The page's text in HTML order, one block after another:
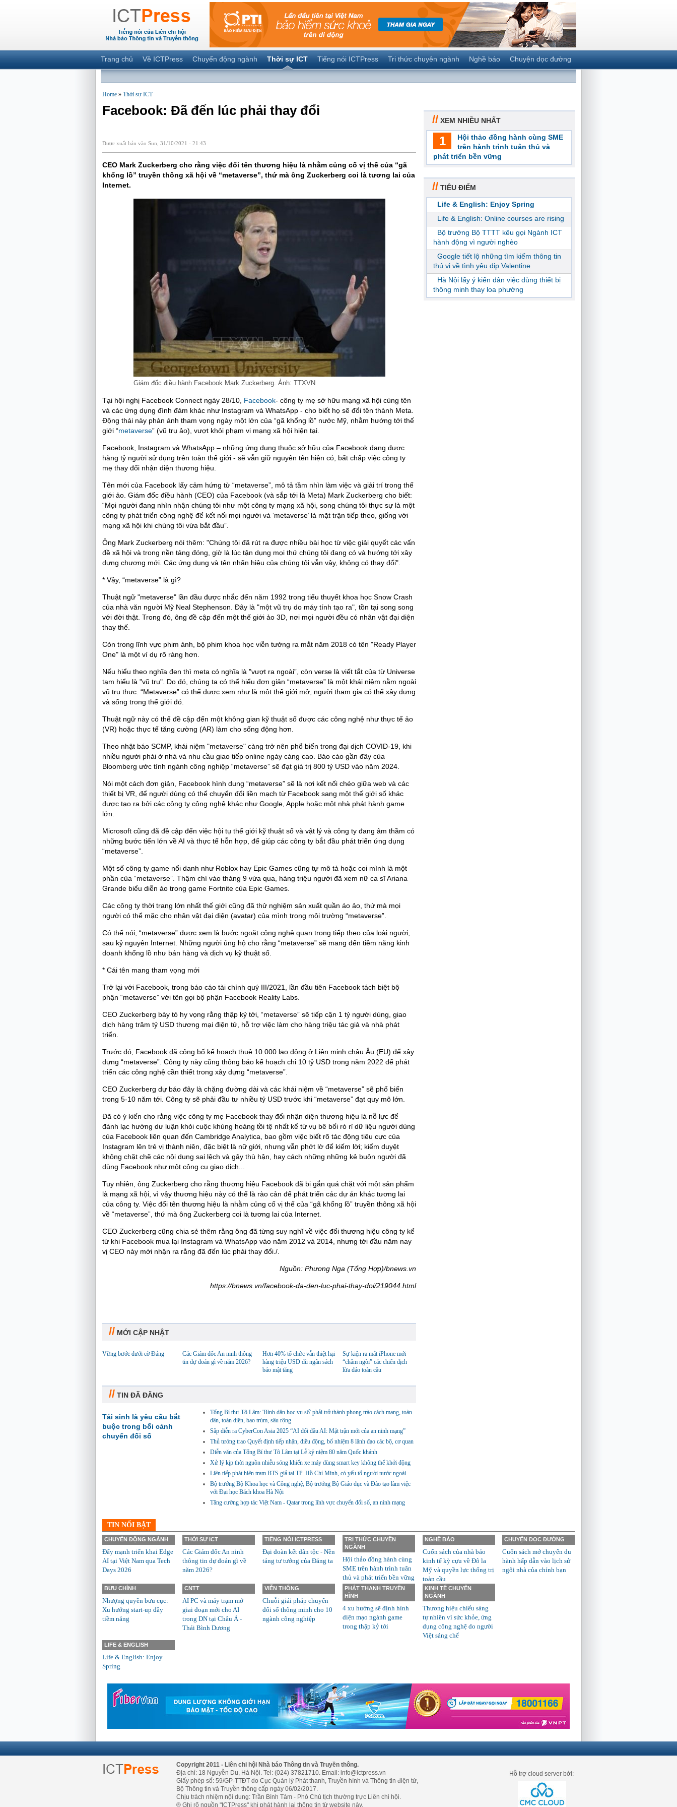
Trang chủ Về ICTPress Chuyển động ngành Thời sự ICT Tiếng nói ICTPress Tri thức chuyên ngành Nghề báo Chuyện dọc đường
Home » Thời sự ICT
Facebook: Đã đến lúc phải thay đổi
Được xuất bản vào Sun, 31/10/2021 - 21:43
CEO Mark Zuckerberg cho rằng việc đổi tên thương hiệu là nhằm củng cố vị thế của “gã
khổng lồ” truyền thông xã hội về “metaverse”, thứ mà ông Zuckerberg coi là tương lai của
Internet.
Giám đốc điều hành Facebook Mark Zuckerberg. Ảnh: TTXVN
Tại hội nghị Facebook Connect ngày 28/10, Facebook- công ty mẹ sở hữu mạng xã hội cùng tên
và các ứng dụng đình đám khác như Instagram và WhatsApp - cho biết họ sẽ đổi tên thành Meta.
Động thái này phản ánh tham vọng ngày một lớn của “gã khổng lồ” nước Mỹ, nhằm hướng tới thế
giới “metaverse” (vũ trụ ảo), vượt khỏi phạm vi mạng xã hội hiện tại.
Facebook, Instagram và WhatsApp – những ứng dụng thuộc sở hữu của Facebook đang được
hàng tỷ người sử dụng trên toàn thế giới - sẽ vẫn giữ nguyên tên hiện có, bất chấp việc công ty
mẹ thay đổi nhận diện thương hiệu.
Tên mới của Facebook lấy cảm hứng từ “metaverse”, mô tả tầm nhìn làm việc và giải trí trong thế
giới ảo. Giám đốc điều hành (CEO) của Facebook (và sắp tới là Meta) Mark Zuckerberg cho biết:
“Mọi người đang nhìn nhận chúng tôi như một công ty mạng xã hội, song chúng tôi thực sự là một
công ty phát triển công nghệ để kết nối mọi người và ‘metaverse’ là mặt trận tiếp theo, giống với
mạng xã hội khi chúng tôi vừa bắt đầu”.
Ông Mark Zuckerberg nói thêm: "Chúng tôi đã rút ra được nhiều bài học từ việc giải quyết các vấn
đề xã hội và trong nền tảng đóng, giờ là lúc tận dụng mọi thứ chúng tôi đang có và hướng tới xây
dựng chương mới. Các ứng dụng và tên nhãn hiệu của chúng tôi vẫn vậy, không có thay đổi".
* Vậy, “metaverse” là gì?
Thuật ngữ "metaverse" lần đầu được nhắc đến năm 1992 trong tiểu thuyết khoa học Snow Crash
của nhà văn người Mỹ Neal Stephenson. Đây là "một vũ trụ do máy tính tạo ra", tồn tại song song
với đời thật. Trong đó, ông đề cập đến một thế giới ảo 3D, nơi mọi người đều có nhân vật đại diện
thay thế.
Còn trong lĩnh vực phim ảnh, bộ phim khoa học viễn tưởng ra mắt năm 2018 có tên "Ready Player
One" là một ví dụ rõ ràng hơn.
Nếu hiểu theo nghĩa đen thì meta có nghĩa là "vượt ra ngoài”, còn verse là viết tắt của từ Universe
tạm hiểu là "vũ trụ". Do đó, chúng ta có thể hiểu đơn giản “metaverse” là một khái niệm nằm ngoài
vũ trụ thực. “Metaverse” có thể được xem như là một thế giới mở, người tham gia có thể xây dựng
và sống trong thế giới đó.
Thuật ngữ này có thể đề cập đến một không gian kỹ thuật số được các công nghệ như thực tế ảo
(VR) hoặc thực tế tăng cường (AR) làm cho sống động hơn.
Theo nhật báo SCMP, khái niệm "metaverse" càng trở nên phổ biến trong đại dịch COVID-19, khi
nhiều người phải ở nhà và nhu cầu giao tiếp online ngày càng cao. Báo cáo gần đây của
Bloomberg ước tính ngành công nghiệp “metaverse” sẽ đạt giá trị 800 tỷ USD vào năm 2024.
Nói một cách đơn giản, Facebook hình dung “metaverse” sẽ là nơi kết nối chéo giữa web và các
thiết bị VR, để người dùng có thể chuyển đổi liền mạch từ Facebook sang một thế giới số khác
được tạo ra bởi các công ty công nghệ khác như Google, Apple hoặc một nhà phát hành game
lớn.
Microsoft cũng đã đề cập đến việc hội tụ thế giới kỹ thuật số và vật lý và công ty đang âm thầm có
những bước tiến lớn về AI và thực tế hỗn hợp, để giúp các công ty bắt đầu phát triển ứng dụng
“metaverse”.
Một số công ty game nổi danh như Roblox hay Epic Games cũng tự mô tả hoặc coi mình là một
phần của “metaverse”. Thậm chí vào tháng 9 vừa qua, hàng triệu người đã xem nữ ca sĩ Ariana
Grande biểu diễn ảo trong game Fortnite của Epic Games.
Các công ty thời trang lớn nhất thế giới cũng đã thử nghiệm sản xuất quần áo ảo, thứ mà mọi
người có thể mặc cho nhân vật đại diện (avatar) của mình trong môi trường “metaverse”.
Có thể nói, “metaverse” được xem là bước ngoặt công nghệ quan trọng tiếp theo của loài người,
sau kỷ nguyên Internet. Những người ủng hộ cho rằng “metaverse” sẽ mang đến tiềm năng kinh
doanh khổng lồ như bán hàng và dịch vụ kỹ thuật số.
* Cái tên mang tham vọng mới
Trở lại với Facebook, trong báo cáo tài chính quý III/2021, lần đầu tiên Facebook tách biệt bộ
phận “metaverse” với tên gọi bộ phận Facebook Reality Labs.
CEO Zuckerberg bày tỏ hy vọng rằng thập kỷ tới, “metaverse” sẽ tiếp cận 1 tỷ người dùng, giao
dịch hàng trăm tỷ USD thương mại điện tử, hỗ trợ việc làm cho hàng triệu tác giả và nhà phát
triển.
Trước đó, Facebook đã công bố kế hoạch thuê 10.000 lao động ở Liên minh châu Âu (EU) để xây
dựng “metaverse”. Công ty này cũng thông báo kế hoạch chi 10 tỷ USD trong năm 2022 để phát
triển các công nghệ cần thiết trong xây dựng “metaverse”.
CEO Zuckerberg dự báo đây là chặng đường dài và các khái niệm về “metaverse” sẽ phổ biến
trong 5-10 năm tới. Công ty sẽ phải đầu tư nhiều tỷ USD trước khi “metaverse” đạt quy mô lớn.
Đã có ý kiến cho rằng việc công ty mẹ Facebook thay đổi nhận diện thương hiệu là nỗ lực để
đánh lạc hướng dư luận khỏi cuộc khủng hoảng tồi tệ nhất kể từ vụ bê bối rò rỉ dữ liệu người dùng
của Facebook liên quan đến Cambridge Analytica, bao gồm việc biết rõ tác động tiêu cực của
Instagram lên trẻ vị thành niên, đặc biệt là nữ giới, nhưng vẫn phớt lờ để kiếm lời; kiểm duyệt
không chặt chẽ các nội dung sai lệch và gây thù hận, hay cách những những kẻ buôn người đã
dùng Facebook như một công cụ giao dịch...
Tuy nhiên, ông Zuckerberg cho rằng thương hiệu Facebook đã bị gắn quá chặt với một sản phẩm
là mạng xã hội, vì vậy thương hiệu này có thể là rào cản để phát triển các dự án khác tương lai
của công ty. Việc đổi tên thương hiệu là nhằm củng cố vị thế của “gã khổng lồ” truyền thông xã hội
về “metaverse”, thứ mà ông Zuckerberg coi là tương lai của Internet.
CEO Zuckerberg cũng chia sẻ thêm rằng ông đã từng suy nghĩ về việc đổi thương hiệu công ty kể
từ khi Facebook mua lại Instagram và WhatsApp vào năm 2012 và 2014, nhưng tới đầu năm nay
vị CEO này mới nhận ra rằng đã đến lúc phải thay đổi./.
Nguồn: Phương Nga (Tổng Hợp)/bnews.vn
https://bnews.vn/facebook-da-den-luc-phai-thay-doi/219044.html
// MỚI CẬP NHẬT
Vững bước dưới cờ Đảng
Các Giám đốc An ninh thông
tin dự đoán gì về năm 2026?
Hơn 40% tổ chức vẫn thiệt hại
hàng triệu USD dù ngân sách
bảo mật tăng
Sự kiện ra mắt iPhone mới
“châm ngòi” các chiến dịch
lừa đảo toàn cầu
// TIN ĐÃ ĐĂNG
Tái sinh là yêu cầu bắt
buộc trong bối cảnh
chuyển đối số
Tổng Bí thư Tô Lâm: 'Bình dân học vụ số' phải trở thành phong trào cách mạng, toàn
dân, toàn diện, bao trùm, sâu rộng
Sắp diễn ra CyberCon Asia 2025 “AI đối đầu AI: Mặt trận mới của an ninh mạng”
Thủ tướng trao Quyết định tiếp nhận, điều động, bổ nhiệm 8 lãnh đạo các bộ, cơ quan
Diễn văn của Tổng Bí thư Tô Lâm tại Lễ kỷ niệm 80 năm Quốc khánh
Xử lý kịp thời nguồn nhiễu sóng khiến xe máy dùng smart key không thể khởi động
Liên tiếp phát hiện trạm BTS giả tại TP. Hồ Chí Minh, có yếu tố người nước ngoài
Bộ trưởng Bộ Khoa học và Công nghệ, Bộ trưởng Bộ Giáo dục và Đào tạo làm việc
với Đại học Bách khoa Hà Nội
Tăng cường hợp tác Việt Nam - Qatar trong lĩnh vực chuyển đổi số, an ninh mạng
// XEM NHIỀU NHẤT
1
Hội thảo đồng hành cùng SME
trên hành trình tuân thủ và
phát triển bền vững
// TIÊU ĐIỂM
Life & English: Enjoy Spring
Life & English: Online courses are rising
Bộ trưởng Bộ TTTT kêu gọi Ngành ICT
hành động vì người nghèo
Google tiết lộ những tìm kiếm thông tin
thú vị về tình yêu dịp Valentine
Hà Nội lấy ý kiến dân việc dùng thiết bị
thông minh thay loa phường
TIN NỔI BẬT
CHUYỂN ĐỘNG NGÀNH
Đẩy mạnh triển khai Edge
AI tại Việt Nam qua Tech
Days 2026
THỜI SỰ ICT
Các Giám đốc An ninh
thông tin dự đoán gì về
năm 2026?
TIẾNG NÓI ICTPRESS
Đại đoàn kết dân tộc - Nền
tảng tư tưởng của Đảng ta
TRI THỨC CHUYÊN
NGÀNH
Hội thảo đồng hành cùng
SME trên hành trình tuân
thủ và phát triển bền vững
NGHỀ BÁO
Cuốn sách của nhà báo
kinh tế kỳ cựu về Đô la
Mỹ và quyền lực thống trị
toàn cầu
CHUYỆN DỌC ĐƯỜNG
Cuốn sách mở chuyến du
hành hấp dẫn vào lịch sử
ngôi nhà của chính bạn
BƯU CHÍNH
Nhượng quyền bưu cục:
Xu hướng start-up đầy
tiềm năng
CNTT
AI PC và máy trạm mở
giai đoạn mới cho AI
trong DN tại Châu Á -
Thái Bình Dương
VIỄN THÔNG
Chuỗi giải pháp chuyển
đổi số thông minh cho 10
ngành công nghiệp
PHÁT THANH TRUYỀN
HÌNH
4 xu hướng sẽ định hình
diện mạo ngành game
trong thập kỷ tới
KINH TẾ CHUYÊN
NGÀNH
Thương hiệu chiếu sáng
tự nhiên vì sức khỏe, ứng
dụng công nghệ do người
Việt sáng chế
LIFE & ENGLISH
Life & English: Enjoy
Spring
Copyright 2011 - Liên chi hội Nhà báo Thông tin và Truyền thông.
Địa chỉ: 18 Nguyễn Du, Hà Nội. Tel: (024) 37821710. Email: info@ictpress.vn
Giấy phép số: 59/GP-TTĐT do Cục Quản lý Phát thanh, Truyền hình và Thông tin điện tử,
Bộ Thông tin và Truyền thông cấp ngày 06/02/2017.
Chịu trách nhiệm nội dung: Trần Bình Tám - Phó Chủ tịch thường trực Liên chi hội.
® Ghi rõ nguồn "ICTPress" khi phát hành lại thông tin từ website này.
Hỗ trợ cloud server bởi: